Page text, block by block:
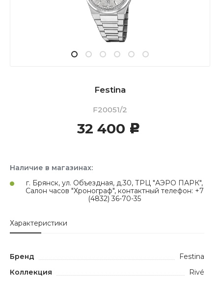
Festina
F20051/2
32 400 c
Наличие в магазинах:
г. Брянск, ул. Объездная, д.30, ТРЦ "АЭРО ПАРК",
Салон часов "Хронограф", контактный телефон: +7
(4832) 36-70-35
Характеристики
Бренд
Festina
Коллекция
Rivé